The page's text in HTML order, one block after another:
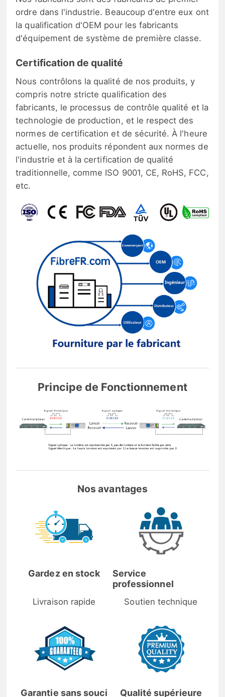
ordre dans l'industrie. Beaucoup d'entre eux ont
la qualification d'OEM pour les fabricants
d'équipement de système de première classe.
Certification de qualité
Nous contrôlons la qualité de nos produits, y
compris notre stricte qualification des
fabricants, le processus de contrôle qualité et la
technologie de production, et le respect des
normes de certification et de sécurité. À l'heure
actuelle, nos produits répondent aux normes de
l'industrie et à la certification de qualité
traditionnelle, comme ISO 9001, CE, RoHS, FCC,
etc.
Principe de Fonctionnement
Nos avantages
Gardez en stock
Livraison rapide
Service
professionnel
Soutien technique
Garantie sans souci Qualité supérieure